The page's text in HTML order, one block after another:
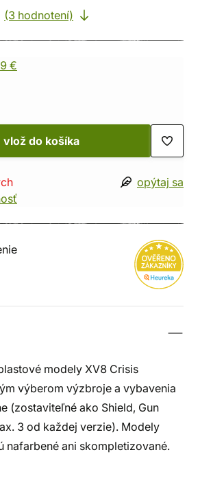
(3 hodnotení)
€
vlož do košíka
opýtaj sa
modely XV8 Crisis
výberom výzbroje a vybavenia
(zostaviteľné ako Shield, Gun
3 od každej verzie). Modely
nafarbené ani skompletizované.